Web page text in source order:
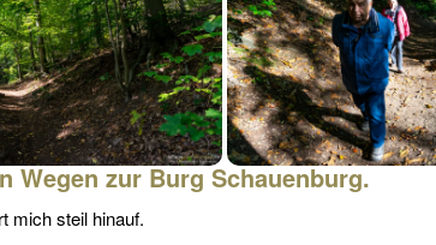
Wegen zur Burg Schauenburg.
mich steil hinauf.